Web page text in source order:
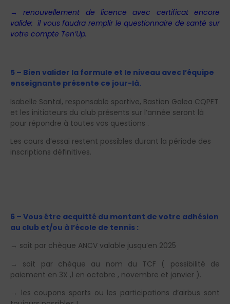
→ renouvellement de licence avec certificat encore
valide: il vous faudra remplir le questionnaire de santé sur
votre compte Ten’Up.
5 – Bien valider la formule et le niveau avec l’équipe
enseignante présente ce jour-là.
Isabelle Santal, responsable sportive, Bastien Galea CQPET
et les initiateurs du club présents sur l’année seront là
pour répondre à toutes vos questions .
Les cours d’essai restent possibles durant la période des
inscriptions définitives.
6 – Vous être acquitté du montant de votre adhésion
au club et/ou à l’école de tennis :
→ soit par chèque ANCV valable jusqu’en 2025
→ soit par chèque au nom du TCF ( possibilité de
paiement en 3X ,1 en octobre , novembre et janvier ).
→ les coupons sports ou les participations d’airbus sont